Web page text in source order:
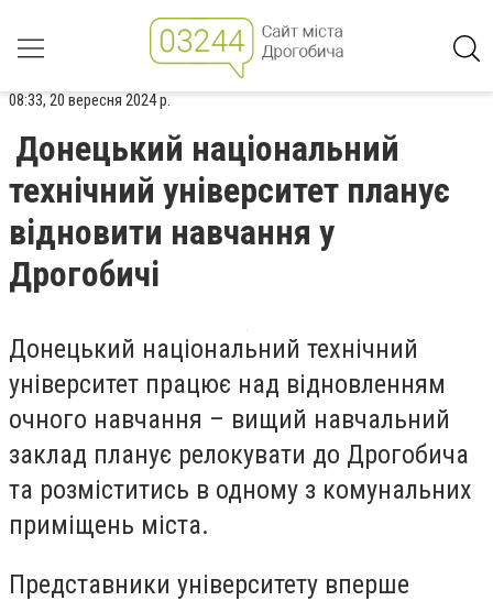
08:33, 20 вересня 2024 р.
Донецький національний
технічний університет планує
відновити навчання у
Дрогобичі
Донецький національний технічний
університет працює над відновленням
очного навчання – вищий навчальний
заклад планує релокувати до Дрогобича
та розміститись в одному з комунальних
приміщень міста.
Представники університету вперше